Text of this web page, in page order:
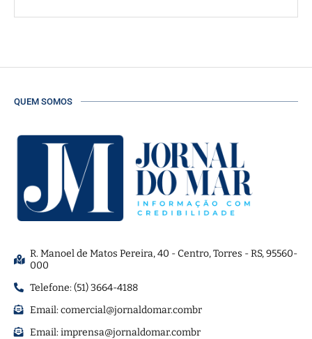
QUEM SOMOS
R. Manoel de Matos Pereira, 40 - Centro, Torres - RS, 95560-
000
Telefone: (51) 3664-4188
Email:comercial@jornaldomar.combr
Email:imprensa@jornaldomar.combr